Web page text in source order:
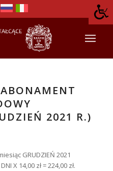
2021 R.)
GRUDZIEŃ 2021
X 14,00 zł = 224,00 zł.